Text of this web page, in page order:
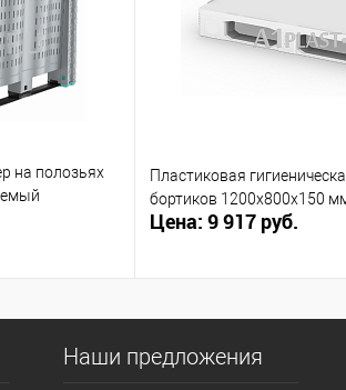
на полозьях
Пластиковая
бортиков 1200х800х150
Цена: 9 917 руб.
Наши предложения